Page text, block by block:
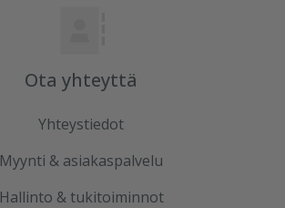
Ota yhteyttä
Yhteystiedot
Myynti & asiakaspalvelu
Hallinto & tukitoiminnot